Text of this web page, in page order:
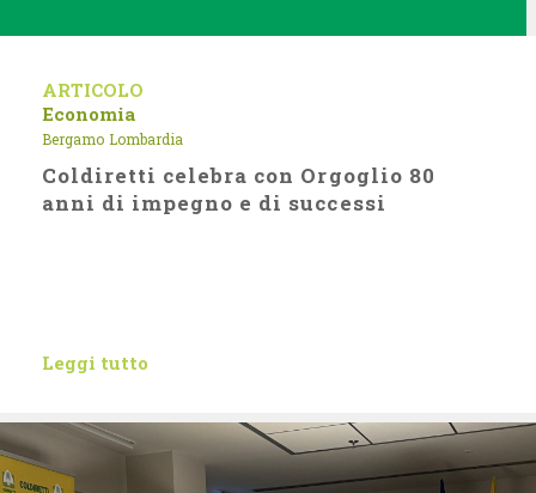
ARTICOLO
Economia
Bergamo Lombardia
Coldiretti celebra con Orgoglio 80
anni di impegno e di successi
Leggi tutto